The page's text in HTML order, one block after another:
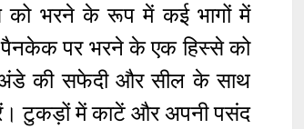
भरने के रूप में कई भागों में
पैनकेक पर भरने के एक हिस्से को
अंडे की सफेदी और सील के साथ
टुकड़ों में काटें और अपनी पसंद